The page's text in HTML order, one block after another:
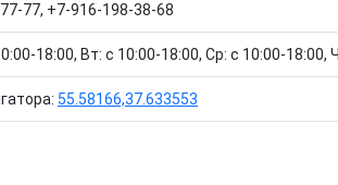
77, +7-916-198-38-68
18:00, Вт: c 10:00-18:00, Ср: c 10:00-
55.58166,37.633553